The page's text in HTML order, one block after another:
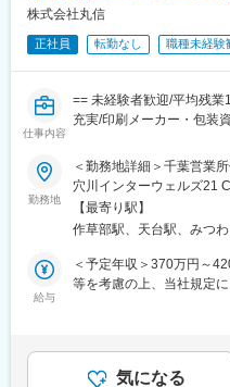
変更の範囲：会社の定める
社内の専門スタッフと連
・商品撮影、動画撮影・
・人材採用支援
・食品検査、食品衛生サ
・補助金コンサル
・ブランディング・広報
入社後は、本社にて約1か
う商材やサービス、業界
き、段階的に独り立ちを
一線で活躍している社員
株式会社丸信
正社員 転勤なし 職種未経験
仕事内容
== 未経験者歓迎/平均残
充実/印刷メーカー・包装
■業務概要
食品ラベルやパッケージ
な事業として全国展開を
いただきます。
※営業未経験の方も集合
す。
食品向けの販促シールや
パッケージ（紙箱）やギ
勤務地
＜勤務地詳細＞千葉営業
穴川インターウェルズ21
の範囲：会社の定める事
【最寄り駅】
作草部駅、天台駅、みつ
給与
＜予定年収＞370万円～
等を考慮の上、当社規定
＞237,590円～270,100円
業手当＞有＜給与補足＞
気になる